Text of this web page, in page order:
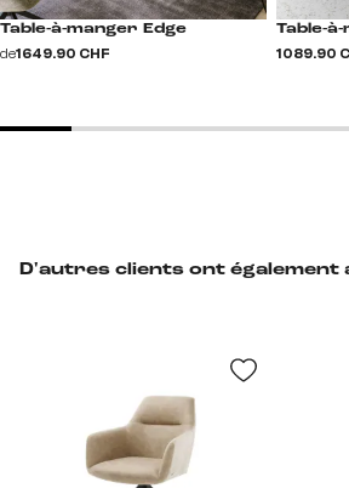
D'autres clients ont également
Table-à-manger Edge
de1 649.90 CHF
Table-
1 089.90